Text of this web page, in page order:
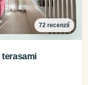
72 recenzií